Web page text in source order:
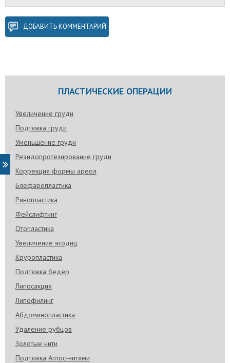
ДОБАВИТЬ КОММЕНТАРИЙ
ПЛАСТИЧЕСКИЕ ОПЕРАЦИИ
Увеличение груди
Подтяжка груди
Уменьшение груди
Реэндопротезирование груди
Коррекция формы ареол
Блефаропластика
Ринопластика
Фейслифтинг
Отопластика
Увеличение ягодиц
Круропластика
Подтяжка бедер
Липосакция
Липофилинг
Абдоминопластика
Удаление рубцов
Золотые нити
Подтяжка Аптос-нитями